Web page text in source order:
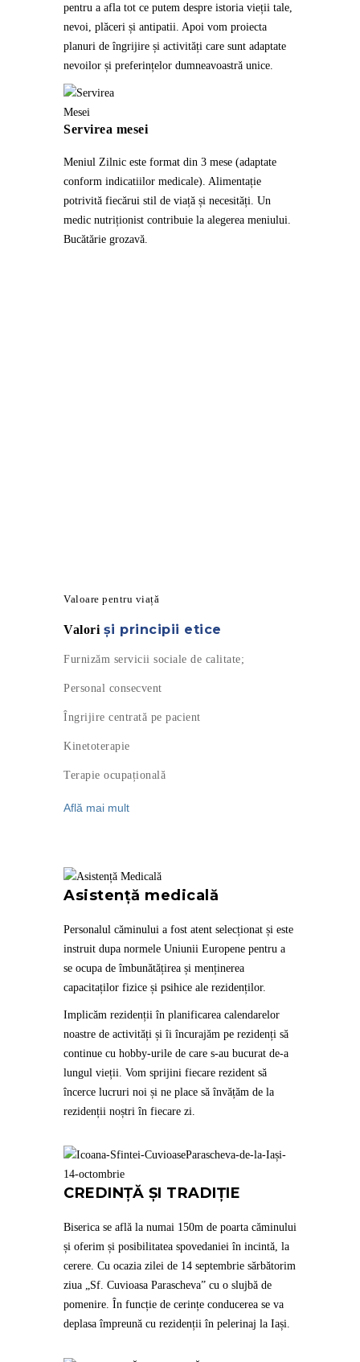
pentru a afla tot ce putem despre istoria vieții tale,
nevoi, plăceri și antipatii. Apoi vom proiecta
planuri de îngrijire și activități care sunt adaptate
nevoilor și preferințelor dumneavoastră unice.
Servirea mesei
Meniul Zilnic este format din 3 mese (adaptate
conform indicatiilor medicale). Alimentație
potrivită fiecărui stil de viață și necesități. Un
medic nutriționist contribuie la alegerea meniului.
Bucătărie grozavă.
Valoare pentru viață
Valori și principii etice
Furnizăm servicii sociale de calitate;
Personal consecvent
Îngrijire centrată pe pacient
Kinetoterapie
Terapie ocupațională
Află mai mult
Asistență medicală
Personalul căminului a fost atent selecționat și este
instruit dupa normele Uniunii Europene pentru a
se ocupa de îmbunătățirea și menținerea
capacitaților fizice și psihice ale rezidenților.
Implicăm rezidenții în planificarea calendarelor
noastre de activități și îi încurajăm pe rezidenți să
continue cu hobby-urile de care s-au bucurat de-a
lungul vieții. Vom sprijini fiecare rezident să
încerce lucruri noi și ne place să învățăm de la
rezidenții noștri în fiecare zi.
CREDINȚĂ ȘI TRADIȚIE
Biserica se află la numai 150m de poarta căminului
și oferim și posibilitatea spovedaniei în incintă, la
cerere. Cu ocazia zilei de 14 septembrie sărbătorim
ziua „Sf. Cuvioasa Parascheva” cu o slujbă de
pomenire. În funcție de cerințe conducerea se va
deplasa împreună cu rezidenții în pelerinaj la Iași.